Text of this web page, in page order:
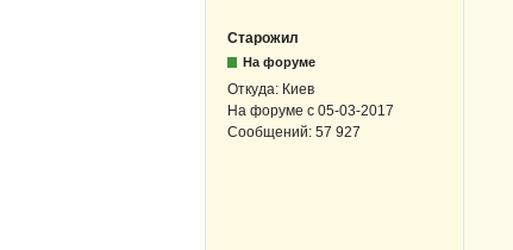
Старожил
На форуме
Откуда: Киев
На форуме с 05-03-2017
Сообщений: 57 927